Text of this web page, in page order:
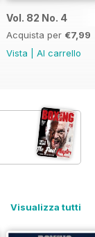
Vol. 82 No. 4
Acquista per €7,99
Vista
Al carrello
Visualizza tutti